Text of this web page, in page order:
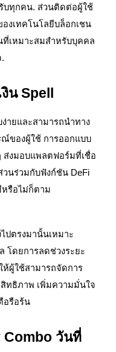
ไรและค่าคอมมิชชั่นการคั
บทุกคน. ส่วนติดต่อผู้ใช้
งเทคโนโลยีบล็อกเชน
ที่เหมาะสมสำหรับบุคคล
น Spell
ง่ายและสามารถนำทาง
ของผู้ใช้ การออกแบบ
งมอบแพลตฟอร์มที่เชื่อ
นร่วมกับฟังก์ชัน DeFi
รือไม่ก็ตาม
ปตรงมานั้นเหมาะ
โดยการลดช่วงระยะ
ห้ผู้ใช้สามารถจัดการ
ทธิภาพ เพิ่มความมั่นใจ
อรือร้น
Combo วันที่